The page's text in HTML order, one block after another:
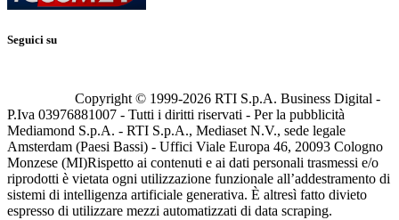
Seguici su
Copyright © 1999-2026 RTI S.p.A. Business Digital -
P.Iva 03976881007 - Tutti i diritti riservati - Per la pubblicità
Mediamond S.p.A. - RTI S.p.A., Mediaset N.V., sede legale
Amsterdam (Paesi Bassi) - Uffici Viale Europa 46, 20093 Cologno
Monzese (MI)Rispetto ai contenuti e ai dati personali trasmessi e/o
riprodotti è vietata ogni utilizzazione funzionale all’addestramento di
sistemi di intelligenza artificiale generativa. È altresì fatto divieto
espresso di utilizzare mezzi automatizzati di data scraping.